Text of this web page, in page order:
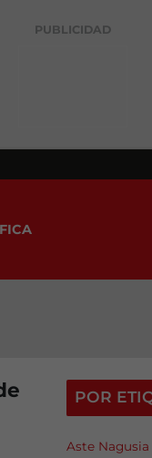
PUBLICIDAD
POR
Aste Nagusia